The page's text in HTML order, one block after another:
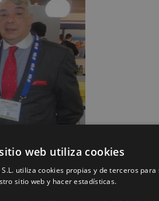
web utiliza cookies
S.L. utiliza cookies propias y de terceros
sitio web y hacer estadísticas.